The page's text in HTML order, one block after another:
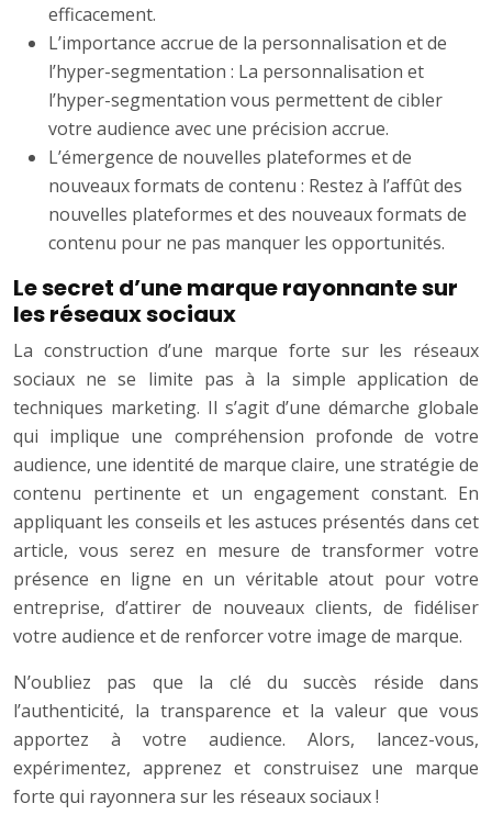
efficacement.
L’importance accrue de la personnalisation et de
l’hyper-segmentation : La personnalisation et
l’hyper-segmentation vous permettent de cibler
votre audience avec une précision accrue.
L’émergence de nouvelles plateformes et de
nouveaux formats de contenu : Restez à l’affût des
nouvelles plateformes et des nouveaux formats de
contenu pour ne pas manquer les opportunités.
Le secret d’une marque rayonnante sur
les réseaux sociaux
La construction d’une marque forte sur les réseaux
sociaux ne se limite pas à la simple application de
techniques marketing. Il s’agit d’une démarche globale
qui implique une compréhension profonde de votre
audience, une identité de marque claire, une stratégie de
contenu pertinente et un engagement constant. En
appliquant les conseils et les astuces présentés dans cet
article, vous serez en mesure de transformer votre
présence en ligne en un véritable atout pour votre
entreprise, d’attirer de nouveaux clients, de fidéliser
votre audience et de renforcer votre image de marque.
N’oubliez pas que la clé du succès réside dans
l’authenticité, la transparence et la valeur que vous
apportez à votre audience. Alors, lancez-vous,
expérimentez, apprenez et construisez une marque
forte qui rayonnera sur les réseaux sociaux !